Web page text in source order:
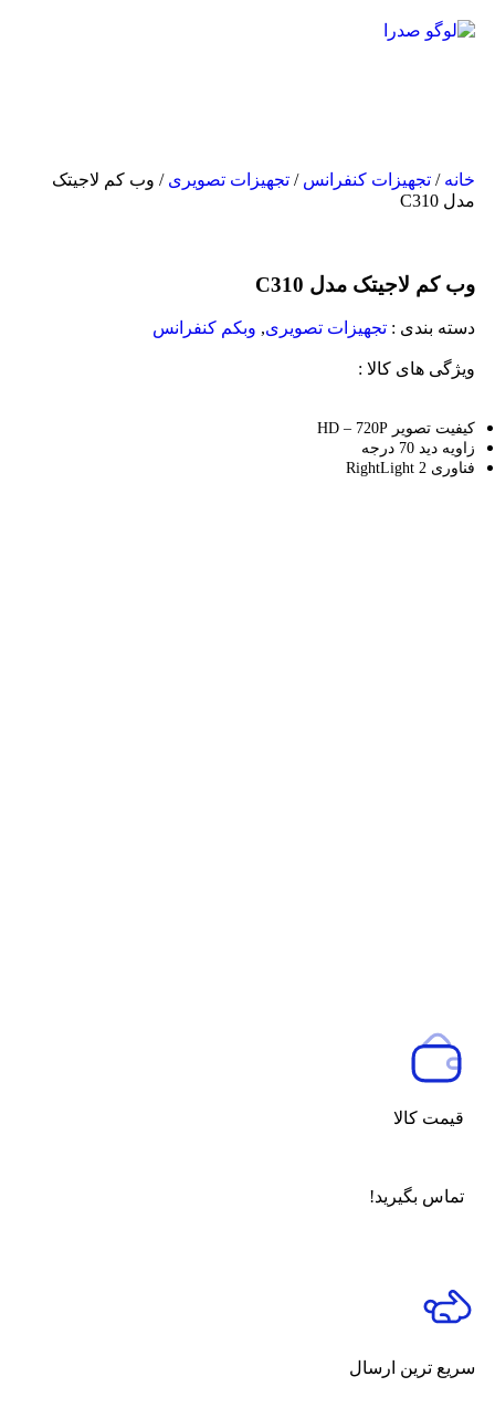
خانه / تجهیزات کنفرانس / تجهیزات تصویری / وب کم لاجیتک
مدل C310
وب کم لاجیتک مدل C310
دسته بندی : تجهیزات تصویری, وبکم کنفرانس
ویژگی های کالا :
کیفیت تصویر HD – 720P
زاویه دید 70 درجه
فناوری RightLight 2
قیمت کالا
تماس بگیرید!
سریع ترین ارسال